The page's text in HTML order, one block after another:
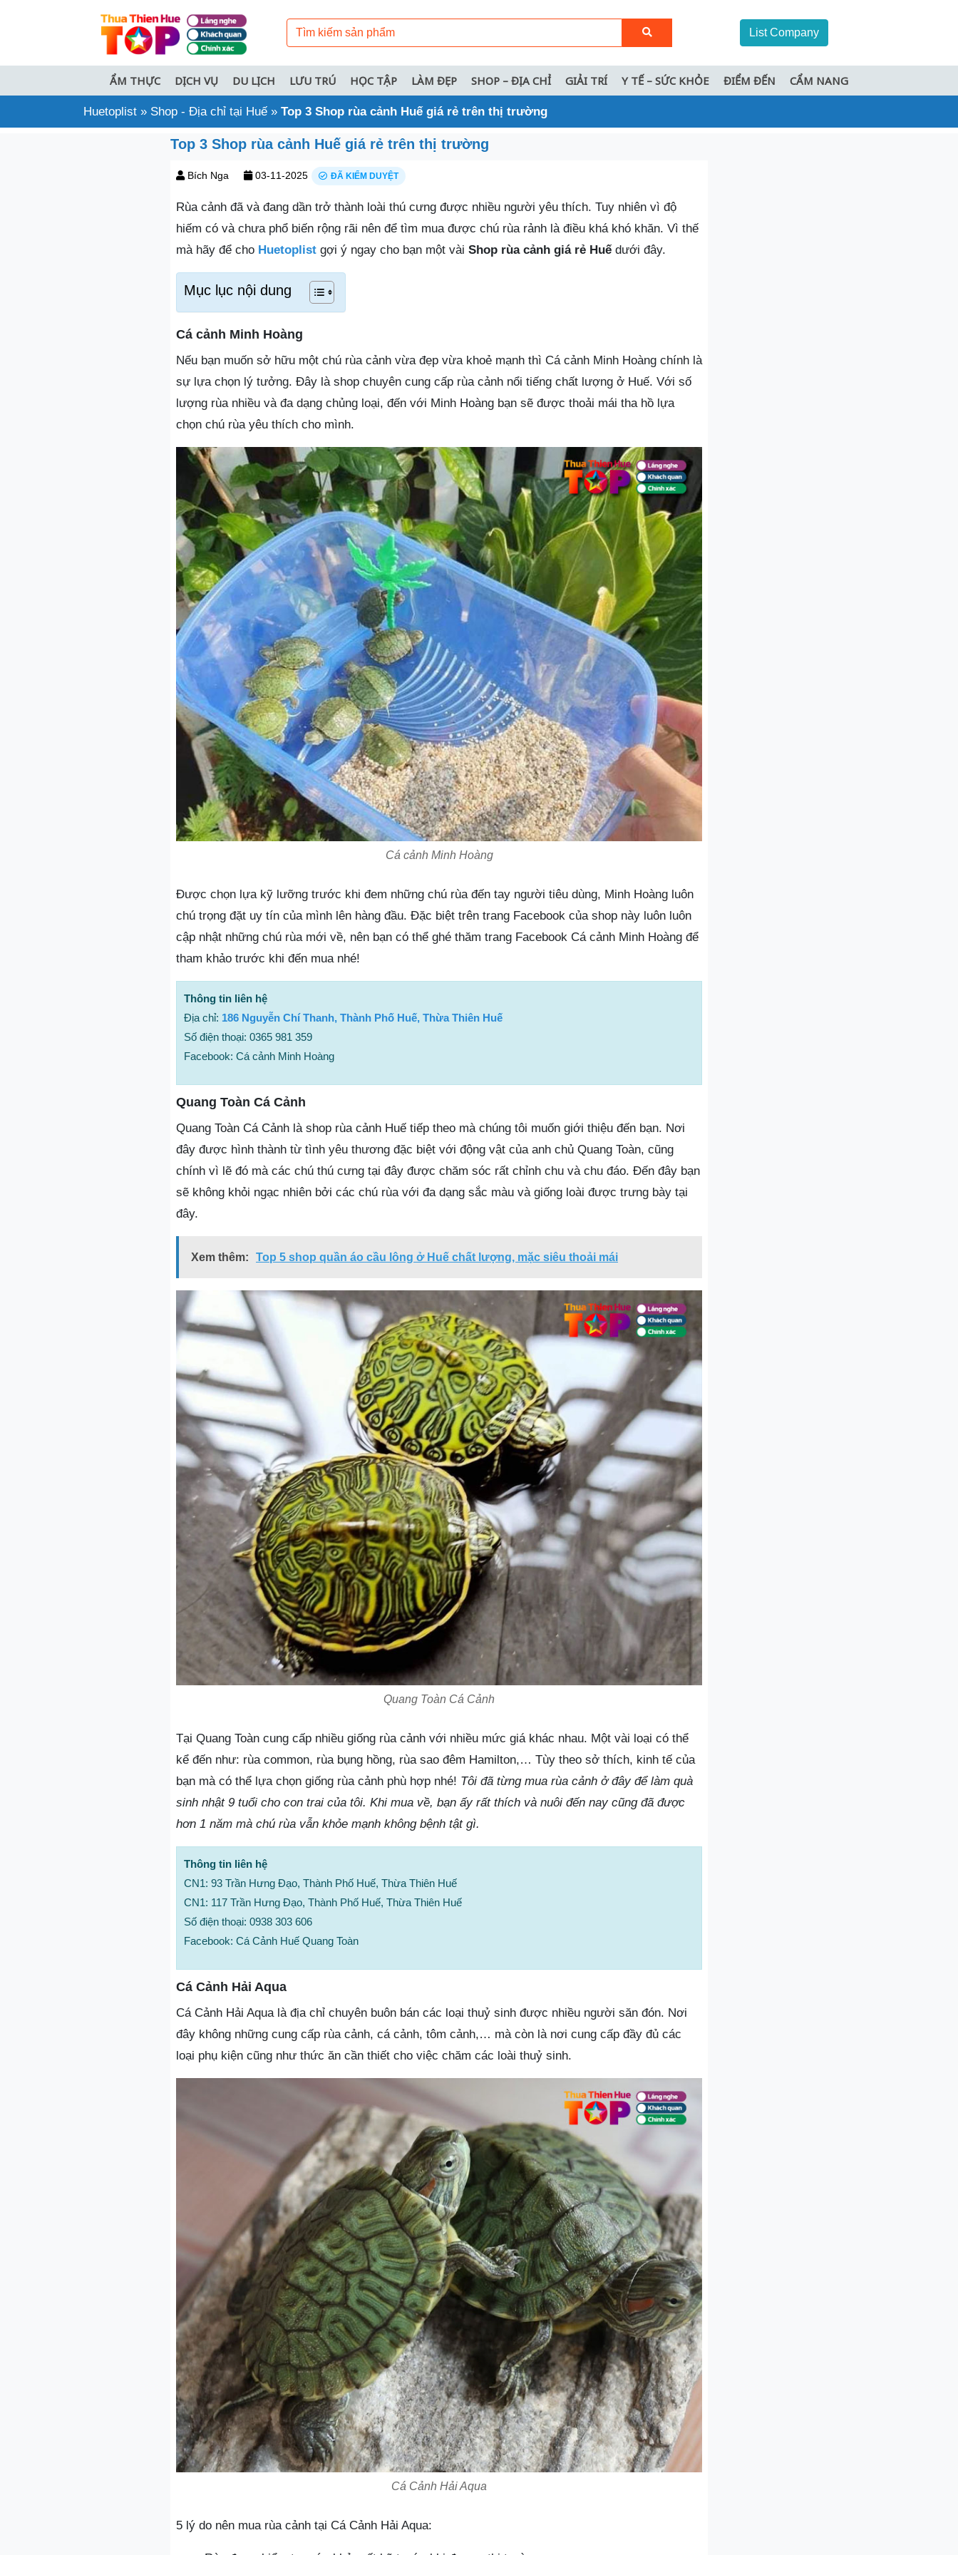
List Company
ẨM THỰC DỊCH VỤ DU LỊCH LƯU TRÚ HỌC TẬP LÀM ĐẸP SHOP – ĐỊA CHỈ GIẢI TRÍ Y TẾ – SỨC KHỎE ĐIỂM ĐẾN CẨM NANG
Huetoplist » Shop - Địa chỉ tại Huế » Top 3 Shop rùa cảnh Huế giá rẻ trên thị trường
Top 3 Shop rùa cảnh Huế giá rẻ trên thị trường
Bích Nga 03-11-2025 ĐÃ KIỂM DUYỆT
Rùa cảnh đã và đang dần trở thành loài thú cưng được nhiều người yêu thích. Tuy nhiên vì độ
hiếm có và chưa phổ biến rộng rãi nên để tìm mua được chú rùa rảnh là điều khá khó khăn. Vì thế
mà hãy để cho Huetoplist gợi ý ngay cho bạn một vài Shop rùa cảnh giá rẻ Huếdưới đây.
Mục lục nội dung
Cá cảnh Minh Hoàng
Nếu bạn muốn sở hữu một chú rùa cảnh vừa đẹp vừa khoẻ mạnh thì Cá cảnh Minh Hoàng chính là
sự lựa chọn lý tưởng. Đây là shop chuyên cung cấp rùa cảnh nổi tiếng chất lượng ở Huế. Với số
lượng rùa nhiều và đa dạng chủng loại, đến với Minh Hoàng bạn sẽ được thoải mái tha hồ lựa
chọn chú rùa yêu thích cho mình.
Cá cảnh Minh Hoàng
Được chọn lựa kỹ lưỡng trước khi đem những chú rùa đến tay người tiêu dùng, Minh Hoàng luôn
chú trọng đặt uy tín của mình lên hàng đầu. Đặc biệt trên trang Facebook của shop này luôn luôn
cập nhật những chú rùa mới về, nên bạn có thể ghé thăm trang Facebook Cá cảnh Minh Hoàng để
tham khảo trước khi đến mua nhé!
Thông tin liên hệ
Địa chỉ: 186 Nguyễn Chí Thanh, Thành Phố Huế, Thừa Thiên Huế
Số điện thoại: 0365 981 359
Facebook: Cá cảnh Minh Hoàng
Quang Toàn Cá Cảnh
Quang Toàn Cá Cảnh là shop rùa cảnh Huế tiếp theo mà chúng tôi muốn giới thiệu đến bạn. Nơi
đây được hình thành từ tình yêu thương đặc biệt với động vật của anh chủ Quang Toàn, cũng
chính vì lẽ đó mà các chú thú cưng tại đây được chăm sóc rất chỉnh chu và chu đáo. Đến đây bạn
sẽ không khỏi ngạc nhiên bởi các chú rùa với đa dạng sắc màu và giống loài được trưng bày tại
đây.
Xem thêm: Top 5 shop quần áo cầu lông ở Huế chất lượng, mặc siêu thoải mái
Quang Toàn Cá Cảnh
Tại Quang Toàn cung cấp nhiều giống rùa cảnh với nhiều mức giá khác nhau. Một vài loại có thể
kể đến như: rùa common, rùa bụng hồng, rùa sao đêm Hamilton,… Tùy theo sở thích, kinh tế của
bạn mà có thể lựa chọn giống rùa cảnh phù hợp nhé! Tôi đã từng mua rùa cảnh ở đây để làm quà
sinh nhật 9 tuổi cho con trai của tôi. Khi mua về, bạn ấy rất thích và nuôi đến nay cũng đã được
hơn 1 năm mà chú rùa vẫn khỏe mạnh không bệnh tật gì.
Thông tin liên hệ
CN1: 93 Trần Hưng Đạo, Thành Phố Huế, Thừa Thiên Huế
CN1: 117 Trần Hưng Đạo, Thành Phố Huế, Thừa Thiên Huế
Số điện thoại: 0938 303 606
Facebook: Cá Cảnh Huế Quang Toàn
Cá Cảnh Hải Aqua
Cá Cảnh Hải Aqua là địa chỉ chuyên buôn bán các loại thuỷ sinh được nhiều người săn đón. Nơi
đây không những cung cấp rùa cảnh, cá cảnh, tôm cảnh,… mà còn là nơi cung cấp đầy đủ các
loại phụ kiện cũng như thức ăn cần thiết cho việc chăm các loài thuỷ sinh.
Cá Cảnh Hải Aqua
5 lý do nên mua rùa cảnh tại Cá Cảnh Hải Aqua: